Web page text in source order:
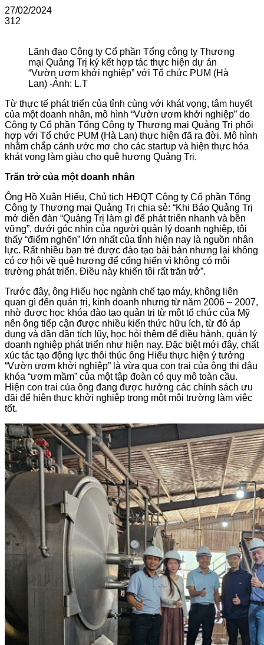
27/02/2024
312
Lãnh đạo Công ty Cổ phần Tổng công ty Thương
mại Quảng Trị ký kết hợp tác thực hiện dự án
“Vườn ươm khởi nghiệp” với Tổ chức PUM (Hà
Lan) -Ảnh: L.T
Từ thực tế phát triển của tỉnh cùng với khát vọng, tâm huyết
của một doanh nhân, mô hình “Vườn ươm khởi nghiệp” do
Công ty Cổ phần Tổng Công ty Thương mại Quảng Trị phối
hợp với Tổ chức PUM (Hà Lan) thực hiện đã ra đời. Mô hình
nhằm chắp cánh ước mơ cho các startup và hiện thực hóa
khát vọng làm giàu cho quê hương Quảng Trị.
Trăn trở của một doanh nhân
Ông Hồ Xuân Hiếu, Chủ tịch HĐQT Công ty Cổ phần Tổng
Công ty Thương mại Quảng Trị chia sẻ: “Khi Báo Quảng Trị
mở diễn đàn “Quảng Trị làm gì để phát triển nhanh và bền
vững”, dưới góc nhìn của người quản lý doanh nghiệp, tôi
thấy “điểm nghẽn” lớn nhất của tỉnh hiện nay là nguồn nhân
lực. Rất nhiều bạn trẻ được đào tạo bài bản nhưng lại không
có cơ hội về quê hương để cống hiến vì không có môi
trường phát triển. Điều này khiến tôi rất trăn trở”.
Trước đây, ông Hiếu học ngành chế tạo máy, không liên
quan gì đến quản trị, kinh doanh nhưng từ năm 2006 – 2007,
nhờ được học khóa đào tạo quản trị từ một tổ chức của Mỹ
nên ông tiếp cận được nhiều kiến thức hữu ích, từ đó áp
dụng và dần dần tích lũy, học hỏi thêm để điều hành, quản lý
doanh nghiệp phát triển như hiện nay. Đặc biệt mới đây, chất
xúc tác tạo động lực thôi thúc ông Hiếu thực hiện ý tưởng
“Vườn ươm khởi nghiệp” là vừa qua con trai của ông thi đậu
khóa “ươm mầm” của một tập đoàn có quy mô toàn cầu.
Hiện con trai của ông đang được hưởng các chính sách ưu
đãi để hiện thực khởi nghiệp trong một môi trường làm việc
tốt.